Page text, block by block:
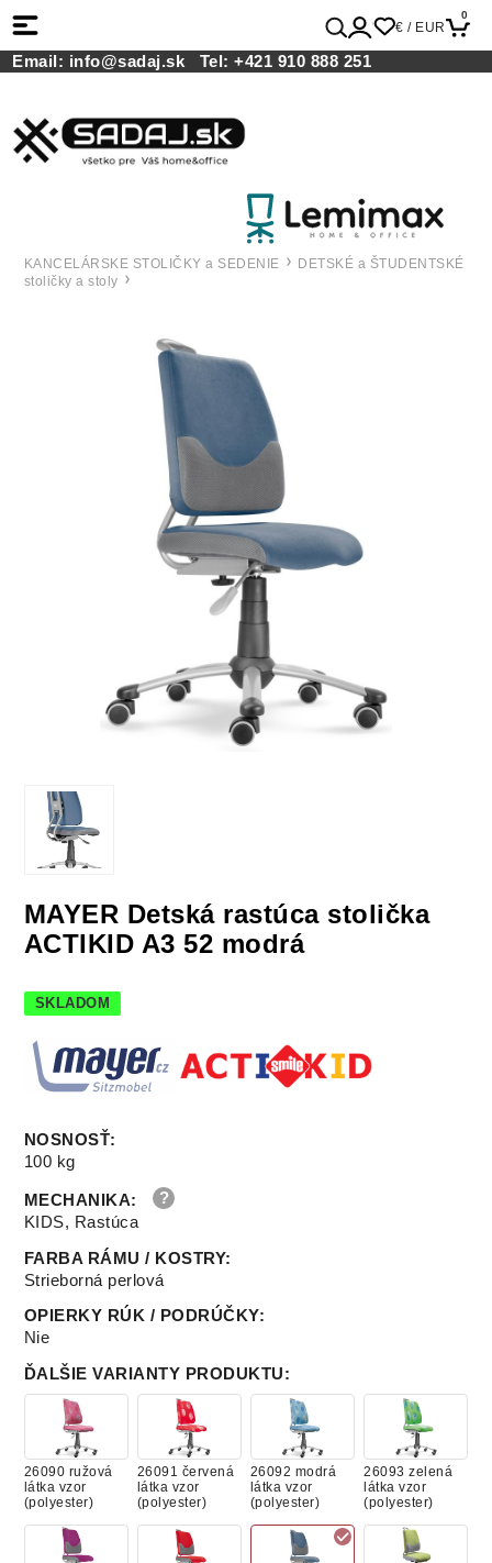
€ / EUR
0
Email: info@sadaj.sk Tel:+421 910 888 251
KANCELÁRSKE STOLIČKY a SEDENIE
DETSKÉ a ŠTUDENTSKÉ
stoličky a stoly
MAYER Detská rastúca stolička
ACTIKID A3 52 modrá
SKLADOM
NOSNOSŤ:
100 kg
MECHANIKA:
KIDS, Rastúca
FARBA RÁMU / KOSTRY:
Strieborná perlová
OPIERKY RÚK / PODRÚČKY:
Nie
ĎALŠIE VARIANTY PRODUKTU:
26090 ružová
látka vzor
(polyester)
26091 červená
látka vzor
(polyester)
26092 modrá
látka vzor
(polyester)
26093 zelená
látka vzor
(polyester)